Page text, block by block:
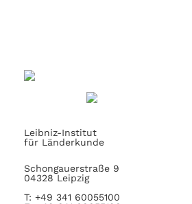
Leibniz-Institut
für Länderkunde
Schongauerstraße 9
04328 Leipzig
T: +49 341 60055100